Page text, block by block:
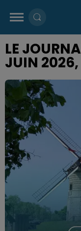
LE
JUIN